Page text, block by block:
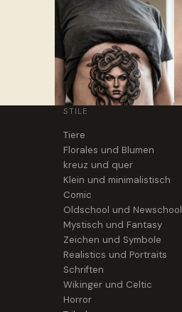
STILE
Tiere
Florales und Blumen
kreuz und quer
Klein und minimalistisch
Comic
Oldschool und Newschool
Mystisch und Fantasy
Zeichen und Symbole
Realistics und Portraits
Schriften
Wikinger und Celtic
Horror